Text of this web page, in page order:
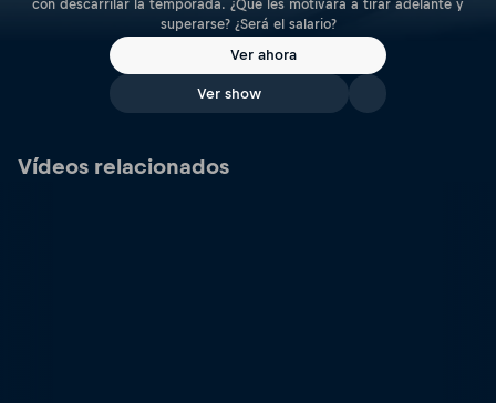
con descarrilar la temporada. ¿Qué les motivará a tirar adelante y
superarse? ¿Será el salario?
Ver ahora
Ver show
Vídeos relacionados